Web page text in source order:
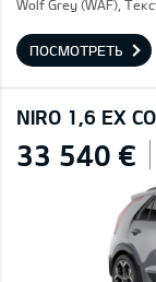
Wolf Grey (WAF),
ПОСМОТРЕТЬ
NIRO 1,6 EX
33 540 €